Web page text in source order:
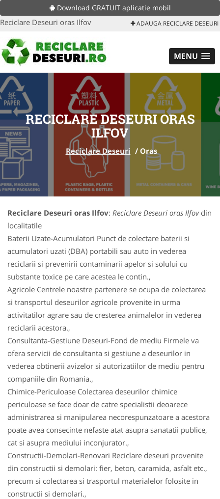
Download GRATUIT aplicatie mobil
Reciclare Deseuri oras Ilfov ADAUGA RECICLARE DESEURI
MENU
RECICLARE DESEURI ORAS
ILFOV
Reciclare Deseuri / Oras
Reciclare Deseuri oras Ilfov: Reciclare Deseuri oras Ilfovdin
localitatile
Baterii Uzate-Acumulatori Punct de colectare baterii si
acumulatori uzati (DBA) portabili sau auto in vederea
reciclarii si prevenirii contaminarii apelor si solului cu
substante toxice pe care acestea le contin.,
Agricole Centrele noastre partenere se ocupa de colectarea
si transportul deseurilor agricole provenite in urma
activitatilor agrare sau de cresterea animalelor in vederea
reciclarii acestora.,
Consultanta-Gestiune Deseuri-Fond de mediu Firmele va
ofera servicii de consultanta si gestiune a deseurilor in
vederea obtinerii avizelor si autorizatiilor de mediu pentru
companiile din Romania.,
Chimice-Periculoase Colectarea deseurilor chimice
periculoase se face doar de catre specialistii deoarece
administrarea si manipularea necorespunzatoare a acestora
poate avea consecinte nefaste atat asupra sanatatii publice,
cat si asupra mediului inconjurator.,
Constructii-Demolari-Renovari Reciclare deseuri provenite
din constructii si demolari: fier, beton, caramida, asfalt etc.,
precum si colectarea si trasportul materialelor folosite in
constructii si demolari.,